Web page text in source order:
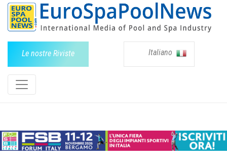
Le nostre Riviste Italiano